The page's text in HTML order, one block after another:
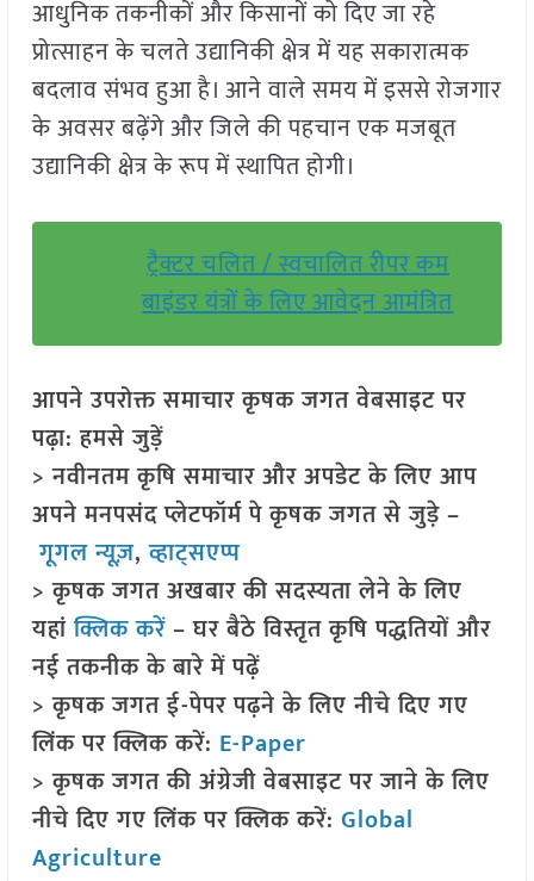
आधुनिक तकनीकों और किसानों को दिए जा रहे
प्रोत्साहन के चलते उद्यानिकी क्षेत्र में यह सकारात्मक
बदलाव संभव हुआ है। आने वाले समय में इससे रोजगार
के अवसर बढ़ेंगे और जिले की पहचान एक मजबूत
उद्यानिकी क्षेत्र के रूप में स्थापित होगी।
ट्रैक्टर चलित / स्वचालित रीपर कम
बाइंडर यंत्रों के लिए आवेदन आमंत्रित
आपने उपरोक्त समाचार कृषक जगत वेबसाइट पर
पढ़ा: हमसे जुड़ें
> नवीनतम कृषि समाचार और अपडेट के लिए आप
अपने मनपसंद प्लेटफॉर्म पे कृषक जगत से जुड़े –
गूगल न्यूज़,व्हाट्सएप्प
> कृषक जगत अखबार की सदस्यता लेने के लिए
यहांक्लिक करें– घर बैठे विस्तृत कृषि पद्धतियों और
नई तकनीक के बारे में पढ़ें
> कृषक जगत ई-पेपर पढ़ने के लिए नीचे दिए गए
लिंक पर क्लिक करें: E-Paper
> कृषक जगत की अंग्रेजी वेबसाइट पर जाने के लिए
नीचे दिए गए लिंक पर क्लिक करें: Global
Agriculture